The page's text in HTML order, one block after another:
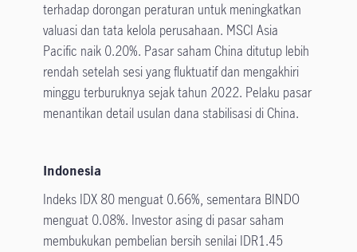
terhadap dorongan peraturan untuk meningkatkan
valuasi dan tata kelola perusahaan. MSCI Asia
Pacific naik 0.20%. Pasar saham China ditutup lebih
rendah setelah sesi yang fluktuatif dan mengakhiri
minggu terburuknya sejak tahun 2022. Pelaku pasar
menantikan detail usulan dana stabilisasi di China.
Indonesia
Indeks IDX 80 menguat 0.66%, sementara BINDO
menguat 0.08%. Investor asing di pasar saham
membukukan pembelian bersih senilai IDR1.45